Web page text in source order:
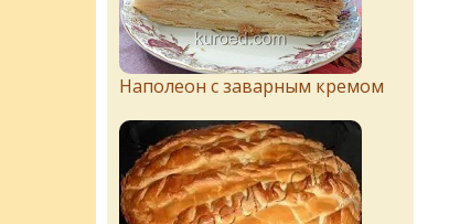
Наполеон с заварным кремом